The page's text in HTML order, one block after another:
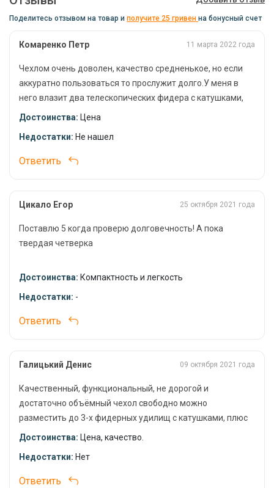
Надежная защита:
чехол обеспечивает максимальную
защиту удилищ от физического воздействия и влаги.
Вместительность:чехол имеет просторное основное
отделение и дополнительный боковой карман, что позволяет
принадлежности.
Удобство транспортировки:
ручкой для переноски и регулируемым плечевым ремнем.
практичен в условиях природы.
материалов, что гарантирует его долговечность и
износостойкость.
Чехол для удилищ Mikado - это идеальный выбор для
стильный дизайн. Защитите свои удилища и наслаждайтесь
Поделитесь отзывом на товар и получите 25 гривен на бонусный счет
Комаренко Петр 11 марта 2022 года
Чехлом очень доволен, качество средненькое, но если
аккуратно пользоваться то прослужит долго.У меня в
него влазит два телескопических фидера с катушками,
плюс 4 стойки под удилища и еще разная мелочевка в
Достоинства: Цена
Недостатки: Не нашел
Ответить
Цикало Егор 25 октября 2021 года
Поставлю 5 когда проверю долговечность! А пока
твердая четверка
3 спиннинга влазит, на фото видно.
Или 2 спиннинга и подсак.
Достоинства: Компактность и легкость
Недостатки: -
Ответить
Галицький Денис 09 октября 2021 года
Качественный, функциональный, не дорогой и
достаточно объёмный чехол свободно можно
разместить до 3-х фидерных удилищ с катушками, плюс
два боковых кармана куда можно разместить
и сердито.
Достоинства: Цена, качество.
Недостатки: Нет
Ответить